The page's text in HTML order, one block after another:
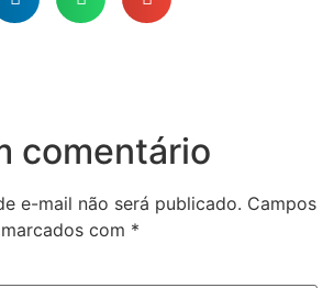
comentário
e-mail não será publicado. Campos
com *